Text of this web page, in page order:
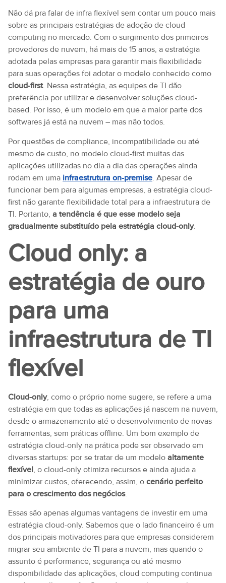
Não dá pra falar de infra flexível sem contar um pouco mais
sobre as principais estratégias de adoção de cloud
computing no mercado. Com o surgimento dos primeiros
provedores de nuvem, há mais de 15 anos, a estratégia
adotada pelas empresas para garantir mais flexibilidade
para suas operações foi adotar o modelo conhecido como
cloud-first. Nessa estratégia, as equipes de TI dão
preferência por utilizar e desenvolver soluções cloud-
based. Por isso, é um modelo em que a maior parte dos
softwares já está na nuvem – mas não todos.
Por questões de compliance, incompatibilidade ou até
mesmo de custo, no modelo cloud-first muitas das
aplicações utilizadas no dia a dia das operações ainda
rodam em uma infraestrutura on-premise. Apesar de
funcionar bem para algumas empresas, a estratégia cloud-
first não garante flexibilidade total para a infraestrutura de
TI. Portanto, a tendência é que esse modelo seja
gradualmente substituído pela estratégia cloud-only.
Cloud only: a
estratégia de ouro
para uma
infraestrutura de TI
flexível
Cloud-only, como o próprio nome sugere, se refere a uma
estratégia em que todas as aplicações já nascem na nuvem,
desde o armazenamento até o desenvolvimento de novas
ferramentas, sem práticas offline. Um bom exemplo de
estratégia cloud-only na prática pode ser observado em
diversas startups: por se tratar de um modelo altamente
flexível, o cloud-only otimiza recursos e ainda ajuda a
minimizar custos, oferecendo, assim, o cenário perfeito
para o crescimento dos negócios.
Essas são apenas algumas vantagens de investir em uma
estratégia cloud-only. Sabemos que o lado financeiro é um
dos principais motivadores para que empresas considerem
migrar seu ambiente de TI para a nuvem, mas quando o
assunto é performance, segurança ou até mesmo
disponibilidade das aplicações, cloud computing continua